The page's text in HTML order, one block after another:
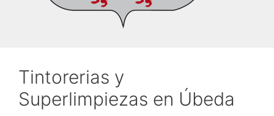
Tintorerias y
Superlimpiezas en Úbeda